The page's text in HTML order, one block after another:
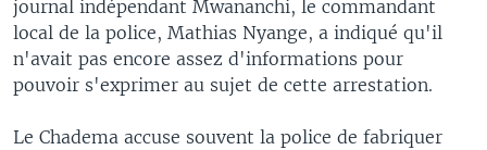
journal indépendant Mwananchi, le commandant
local de la police, Mathias Nyange, a indiqué qu'il
n'avait pas encore assez d'informations pour
pouvoir s'exprimer au sujet de cette arrestation.
Le Chadema accuse souvent la police de fabriquer